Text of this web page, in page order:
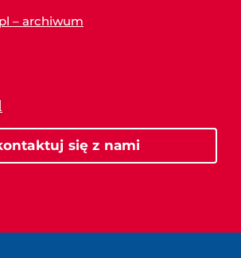
– archiwum
się z nami